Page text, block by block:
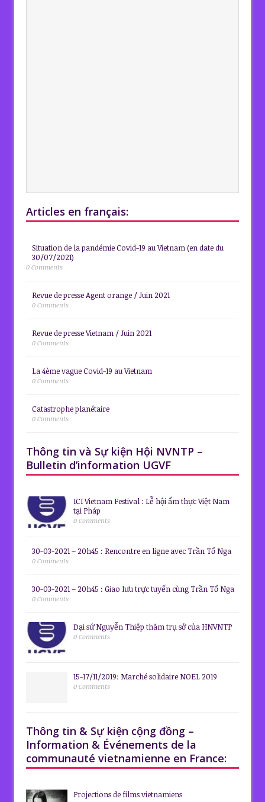
Articles en français:
Situation de la pandémie Covid-19 au Vietnam (en date du
30/07/2021)
0 Comments
Revue de presse Agent orange / Juin 2021
0 Comments
Revue de presse Vietnam / Juin 2021
0 Comments
La 4ème vague Covid-19 au Vietnam
0 Comments
Catastrophe planétaire
0 Comments
Thông tin và Sự kiện Hội NVNTP –
Bulletin d’information UGVF
ICI Vietnam Festival : Lễ hội ẩm thực Việt Nam
tại Pháp
0 Comments
30-03-2021 – 20h45 : Rencontre en ligne avec Trần Tố Nga
0 Comments
30-03-2021 – 20h45 : Giao lưu trực tuyến cùng Trần Tố Nga
0 Comments
Đại sứ Nguyễn Thiệp thăm trụ sở của HNVNTP
0 Comments
15-17/11/2019: Marché solidaire NOEL 2019
0 Comments
Thông tin & Sự kiện cộng đồng –
Information & Événements de la
communauté vietnamienne en France:
Projections de films vietnamiens